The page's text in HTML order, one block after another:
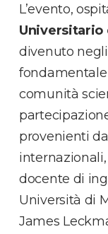
L’evento,
Universitario
divenuto
comunità
provenienti
docente di
Università di
James